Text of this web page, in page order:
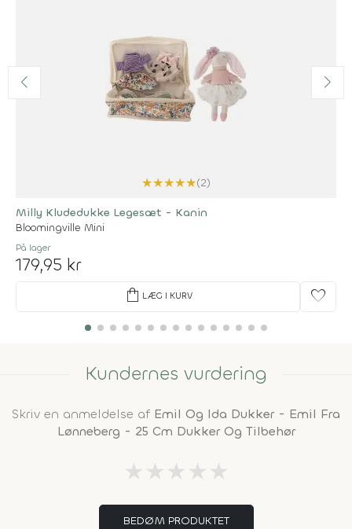
★★★★★(2)
Milly Kludedukke Legesæt - Kanin
Bloomingville Mini
På lager
179,95 kr
shopping_bag LÆG I KURV favorite
Kundernes vurdering
Skriv en anmeldelse af Emil Og Ida Dukker - Emil Fra
Lønneberg - 25 Cm Dukker Og Tilbehør
★ ★ ★ ★ ★
BEDØM PRODUKTET